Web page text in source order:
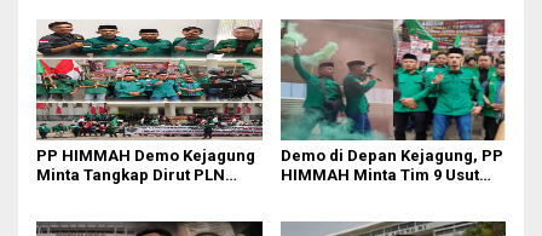
PP HIMMAH Demo Kejagung
Minta Tangkap Dirut PLN
Demo di Depan Kejagung, PP
HIMMAH Minta Tim 9 Usut